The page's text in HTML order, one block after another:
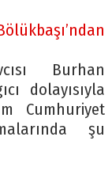
Burhan
dolayısıyla
Cumhuriyet
şu